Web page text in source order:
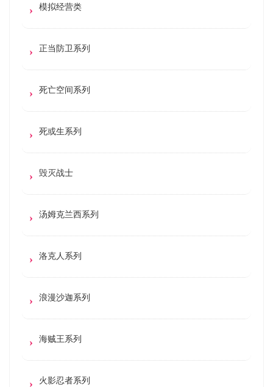
模拟经营类
正当防卫系列
死亡空间系列
死或生系列
毁灭战士
汤姆克兰西系列
洛克人系列
浪漫沙迦系列
海贼王系列
火影忍者系列